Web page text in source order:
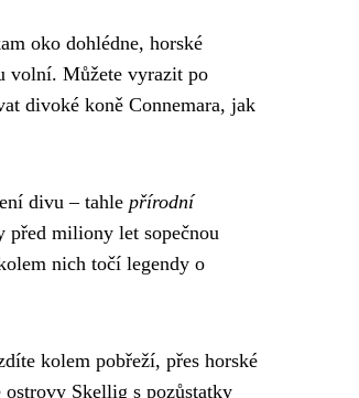
oko dohlédne, horské
volní. Můžete vyrazit po
divoké koně Connemara, jak
divu – tahle přírodní
před miliony let sopečnou
nich točí legendy o
kolem pobřeží, přes horské
Skellig s pozůstatky